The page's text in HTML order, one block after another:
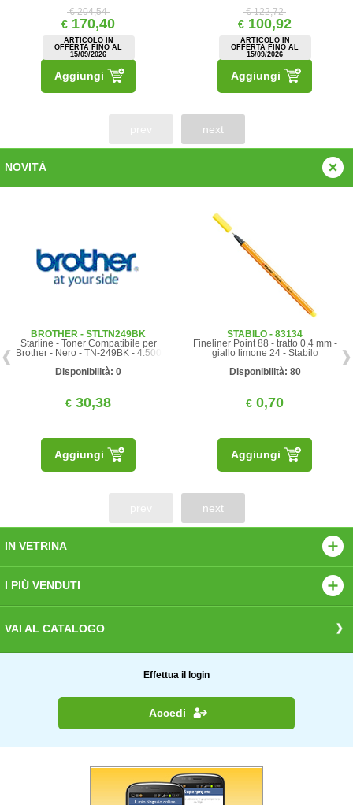
€ 204,54
€ 170,40
ARTICOLO IN
OFFERTA FINO AL
15/09/2026
Aggiungi
€ 122,72
€ 100,92
ARTICOLO IN
OFFERTA FINO AL
15/09/2026
Aggiungi
next
NOVITÀ
BROTHER - STLTN249BK
Starline - Toner Compatibile per
Brother - Nero - TN-249BK - 4.500
Disponibilità: 0
€ 30,38
Aggiungi
STABILO - 83134
Fineliner Point 88 - tratto 0,4 mm -
giallo limone 24 - Stabilo
Disponibilità: 80
€ 0,70
Aggiungi
next
IN VETRINA
I PIÙ VENDUTI
VAI AL CATALOGO
Effettua il login
Accedi